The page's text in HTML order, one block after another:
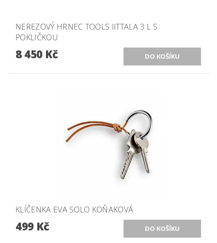
NEREZOVÝ HRNEC TOOLS IITTALA 3 L S
POKLIČKOU
8 450 Kč
KLÍČENKA EVA SOLO KOŇAKOVÁ
499 Kč